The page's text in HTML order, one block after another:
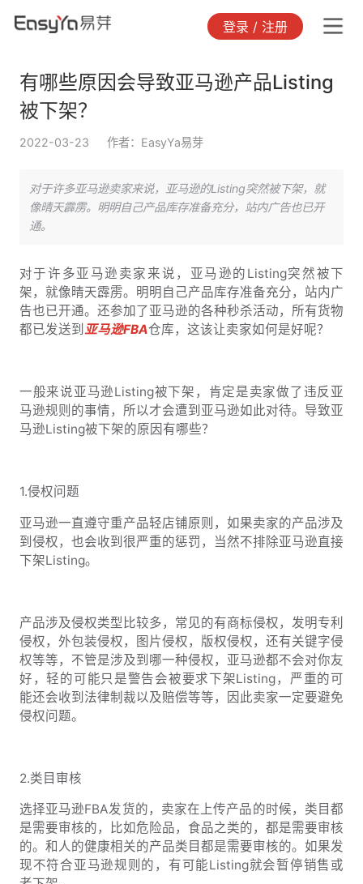
登录 / 注册
有哪些原因会导致亚马逊产品Listing
被下架？
2022-03-23 作者：EasyYa易芽
对于许多亚马逊卖家来说，亚马逊的Listing突然被下架，就
像晴天霹雳。明明自己产品库存准备充分，站内广告也已开
通。
对于许多亚马逊卖家来说，亚马逊的Listing突然被下
架，就像晴天霹雳。明明自己产品库存准备充分，站内广
告也已开通。还参加了亚马逊的各种秒杀活动，所有货物
都已发送到 亚马逊FBA仓库，这该让卖家如何是好呢？
一般来说亚马逊Listing被下架，肯定是卖家做了违反亚
马逊规则的事情，所以才会遭到亚马逊如此对待。导致亚
马逊Listing被下架的原因有哪些？
1.侵权问题
亚马逊一直遵守重产品轻店铺原则，如果卖家的产品涉及
到侵权，也会收到很严重的惩罚，当然不排除亚马逊直接
下架Listing。
产品涉及侵权类型比较多，常见的有商标侵权，发明专利
侵权，外包装侵权，图片侵权，版权侵权，还有关键字侵
权等等，不管是涉及到哪一种侵权，亚马逊都不会对你友
好，轻的可能只是警告会被要求下架Listing，严重的可
能还会收到法律制裁以及赔偿等等，因此卖家一定要避免
侵权问题。
2.类目审核
选择亚马逊FBA发货的，卖家在上传产品的时候，类目都
是需要审核的，比如危险品，食品之类的，都是需要审核
的。和人的健康相关的产品类目都是需要审核的。如果发
现不符合亚马逊规则的，有可能Listing就会暂停销售或